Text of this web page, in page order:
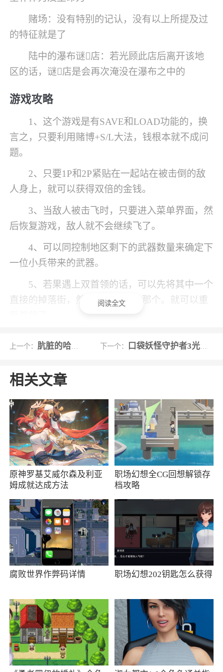
赌场：没有特别的记认，没有以上所提及过
的特征就是了
陆中的瀑布谜店：若光顾此店后离开该地
区的话，谜店是会再次淹没在瀑布之中的
游戏攻略
1、这个游戏是有SAVE和LOAD功能的，换
言之，只要利用赌博+S/L大法，钱根本就不成问
题。
2、只要1P和2P紧贴在一起站在被击倒的敌
人身上，就可以获得双倍的金钱。
3、当敌人被击飞时，只要进入菜单界面，然
后恢复游戏，敌人就不会继续飞了。
4、可以同控制地区剩下的武器数量来确定下
一位小兵带来的武器。
5、若果遇上双首领的话，可以先将其中一个
直接的掉落街，然后击倒剩下的那个。就可以重
游戏特色
酷炫的游戏操作
2、RPG闯关风格，玩家需要通过消灭敌人获
得金钱来强化自己
3、支持单人开局和双人操作模式，各种必杀
技需要在商店中购买
4、值许多的秘密商店，需要玩家仔细发现
小编评价
1、该游戏是热血系列的后期作品，其中的设
计与动作元素都已相当成熟，现在该版本是由国
内汉化组最新开发的本，致力于让玩家可以彻底
领略到这款游戏的魅力
以运动为主题的热血足球、热血篮球还有热血进
行曲，都算的上FC玩家们心中的经典。热血时代
剧汉化版(金手指)等你来体验
3、而且玩法也是非常丰富，玩家可以在这里
阅读全文
上一个： 肮脏的哈里悟饭版 下一个： 口袋妖怪守护者3光之轨迹悟饭版
相关文章
原神罗基艾威尔森及利亚
姆成就达成方法
职场幻想全CG回想解锁存
档攻略
腐败世界作弊码详情 职场幻想202钥匙怎么获得